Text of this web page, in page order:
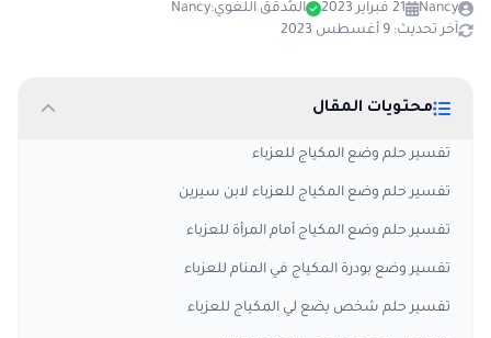
Nancy 21 فبراير 2023 المُدقق اللغوي:Nancy
آخر تحديث: 9 أغسطس 2023
محتويات المقال
تفسير حلم وضع المكياج للعزباء
تفسير حلم وضع المكياج للعزباء لابن سيرين
تفسير حلم وضع المكياج أمام المرأة للعزباء
تفسير وضع بودرة المكياج في المنام للعزباء
تفسير حلم شخص يضع لي المكياج للعزباء